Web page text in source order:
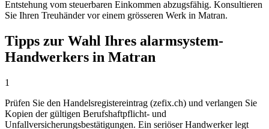
Entstehung vom steuerbaren Einkommen abzugsfähig. Konsultieren
Sie Ihren Treuhänder vor einem grösseren Werk in Matran.
Tipps zur Wahl Ihres alarmsystem-
Handwerkers in Matran
1
Prüfen Sie den Handelsregistereintrag (zefix.ch) und verlangen Sie
Kopien der gültigen Berufshaftpflicht- und
Unfallversicherungsbestätigungen. Ein seriöser Handwerker legt